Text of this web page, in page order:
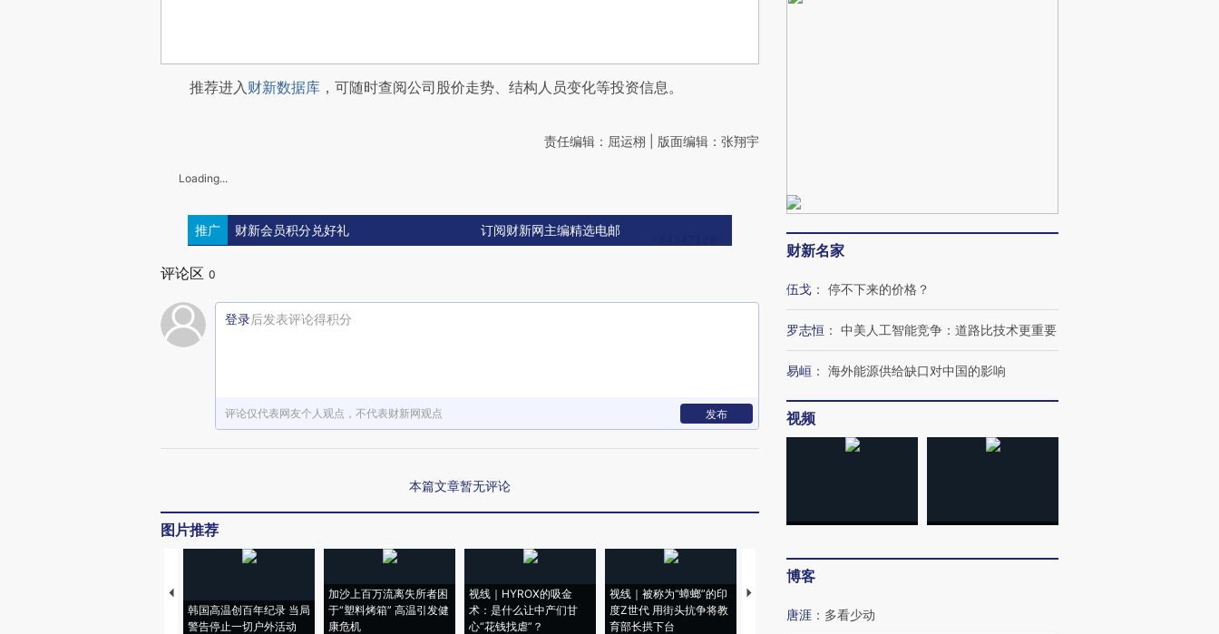
推荐进入财新数据库 ，可随时查阅公司股价走势、结构人员变化等投资信息。
责任编辑：屈运栩 | 版面编辑：张翔宇
Loading...
推广 财新会员积分兑好礼 订阅财新网主编精选电邮
评论区 0
登录后发表评论得积分
评论仅代表网友个人观点，不代表财新网观点 发布
本篇文章暂无评论
图片推荐
韩国高温创百年纪录 当局
警告停止一切户外活动
加沙上百万流离失所者困
于“塑料烤箱” 高温引发健
康危机
视线｜HYROX的吸金
术：是什么让中产们甘
心“花钱找虐”？
视线｜被称为“蟑螂”的印
度Z世代 用街头抗争将教
育部长拱下台
视线｜“入侵”还是“人道危
机”？难民潮撕裂西班牙
财新名家
伍戈 ： 停不下来的价格？
罗志恒 ： 中美人工智能竞争：道路比技术更重要
易峘 ： 海外能源供给缺口对中国的影响
视频
博客
唐涯 ： 多看少动